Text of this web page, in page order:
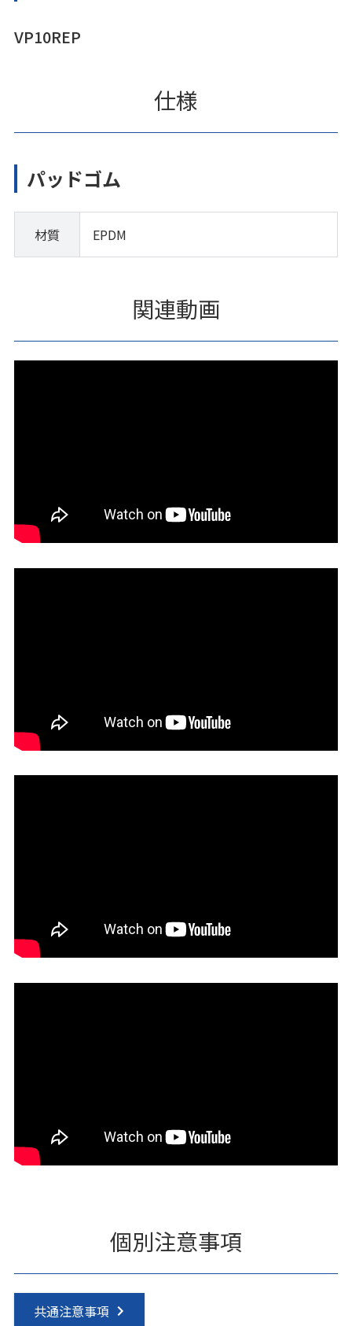
VP10REP
仕様
パッドゴム
材質 EPDM
関連動画
個別注意事項
共通注意事項